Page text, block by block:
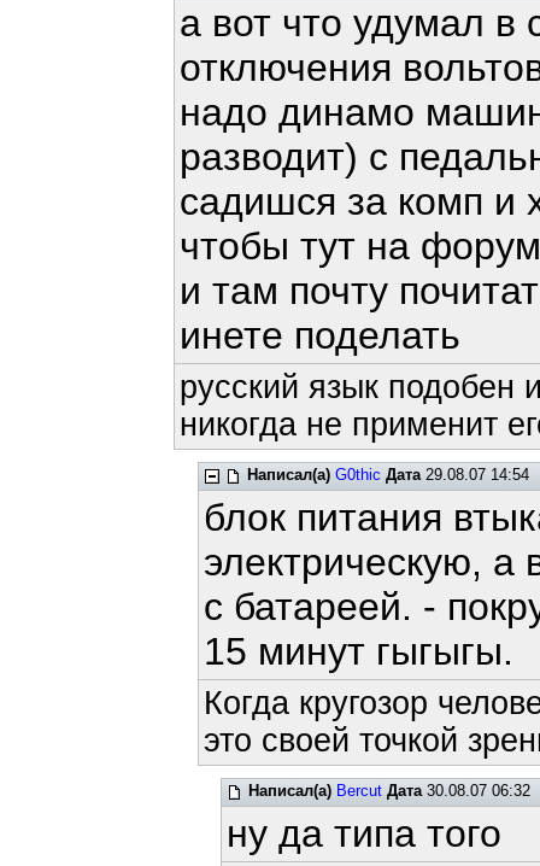
а вот что удумал в
отключения
надо динамо
разводит) с
садишся за комп
чтобы тут на
и там почту
инете поделать
русский язык подобен
никогда не применит
Написал(а) G0thic Дата29.08.07 14:54
блок питания
электрическую,
с батареей. -
15 минут гыгыгы.
Когда кругозор
это своей точкой
Написал(а) Bercut Дата30.08.07 06:32
ну да типа того